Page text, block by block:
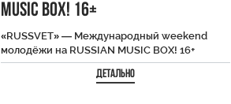
MUSIC BOX! 16+
«RUSSVET» — Международный weekend
молодёжи на RUSSIAN MUSIC BOX! 16+
Детально